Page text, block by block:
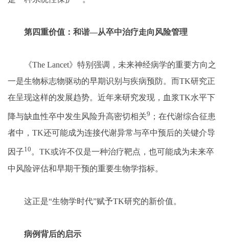
第四重价值： 和谐—从卒中治疗走向风险管理
《The Lancet》特别强调，未来神经病学的重要方向之
一是生物标志物驱动的早期识别与疾病预防。而TK研究正
在呈现这样的发展趋势。近年来研究发现，血浆TK水平下
降与缺血性卒中发生风险升高密切相关9 ；在代谢综合征患
者中，TK还可能成为连接代谢异常与卒中预后的关键介导
因子10。TK或许不仅是一种治疗靶点，也可能成为未来卒
中风险评估和早期干预的重要生物学指标。
这正是“生物学时代”赋予TK研究的新价值。
病例背后的启示